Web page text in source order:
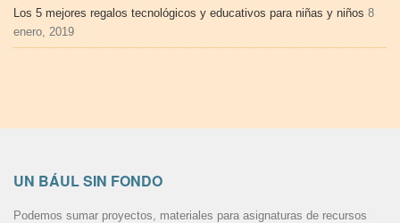
Los 5 mejores regalos tecnológicos y educativos para niñas y niños 8
enero, 2019
UN BÁUL SIN FONDO
Podemos sumar proyectos, materiales para asignaturas de recursos